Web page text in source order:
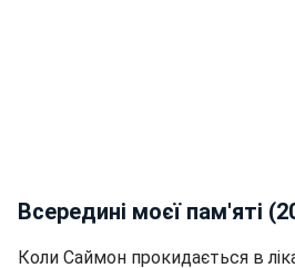
Всередині моєї пам'яті
Коли Саймон прокидається в